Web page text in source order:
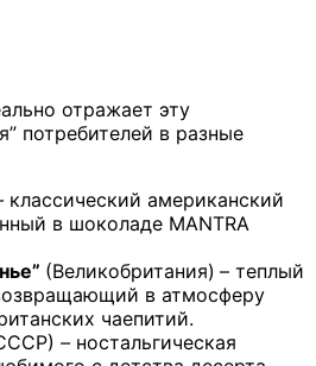
отражает эту
потребителей в разные
классический американский
в шоколаде MANTRA
(Великобритания) – теплый
в атмосферу
чаепитий.
– ностальгическая